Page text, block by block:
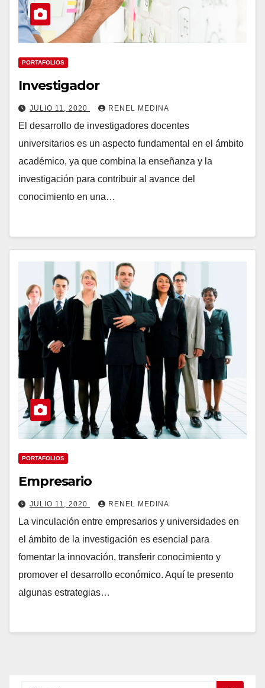
PORTAFOLIOS
Investigador
JULIO 11, 2020 RENEL MEDINA
El desarrollo de investigadores docentes
universitarios es un aspecto fundamental en el ámbito
académico, ya que combina la enseñanza y la
investigación para contribuir al avance del
conocimiento en una…
PORTAFOLIOS
Empresario
JULIO 11, 2020 RENEL MEDINA
La vinculación entre empresarios y universidades en
el ámbito de la investigación es esencial para
fomentar la innovación, transferir conocimiento y
promover el desarrollo económico. Aquí te presento
algunas estrategias…